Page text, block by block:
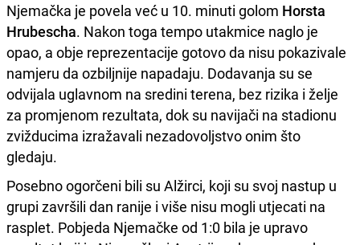
Njemačka je povela već u 10. minuti golom Horsta
Hrubescha. Nakon toga tempo utakmice naglo je
opao, a obje reprezentacije gotovo da nisu pokazivale
namjeru da ozbiljnije napadaju. Dodavanja su se
odvijala uglavnom na sredini terena, bez rizika i želje
za promjenom rezultata, dok su navijači na stadionu
zvižducima izražavali nezadovoljstvo onim što
gledaju.
Posebno ogorčeni bili su Alžirci, koji su svoj nastup u
grupi završili dan ranije i više nisu mogli utjecati na
rasplet. Pobjeda Njemačke od 1:0 bila je upravo